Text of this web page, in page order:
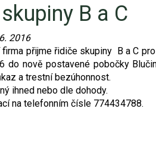
B a C
2016
přijme řidiče skupiny B a C
do nově postavené pobočky
a trestní bezúhonnost.
ihned nebo dle dohody.
na telefonním čísle 774434788.